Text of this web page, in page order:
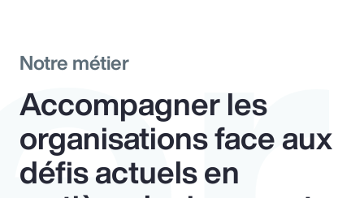
Notre métier
Accompagner les
organisations face aux
défis actuels en